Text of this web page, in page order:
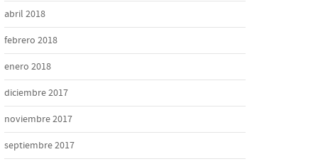
abril 2018
febrero 2018
enero 2018
diciembre 2017
noviembre 2017
septiembre 2017